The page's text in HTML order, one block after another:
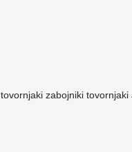
tovornjaki zabojniki tovornjaki